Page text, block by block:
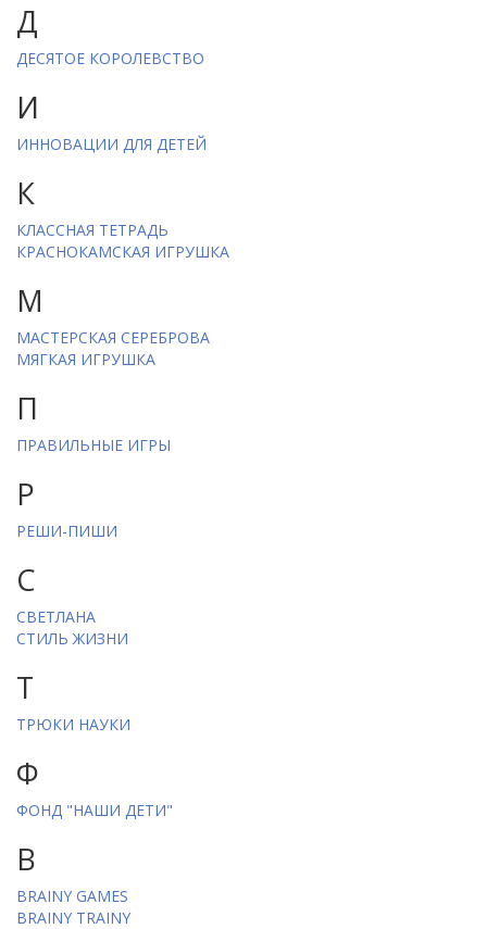
Д
ДЕСЯТОЕ КОРОЛЕВСТВО
И
ИННОВАЦИИ ДЛЯ ДЕТЕЙ
К
КЛАССНАЯ ТЕТРАДЬ
КРАСНОКАМСКАЯ ИГРУШКА
М
МАСТЕРСКАЯ СЕРЕБРОВА
МЯГКАЯ ИГРУШКА
П
ПРАВИЛЬНЫЕ ИГРЫ
Р
РЕШИ-ПИШИ
С
СВЕТЛАНА
СТИЛЬ ЖИЗНИ
Т
ТРЮКИ НАУКИ
Ф
ФОНД "НАШИ ДЕТИ"
B
BRAINY GAMES
BRAINY TRAINY